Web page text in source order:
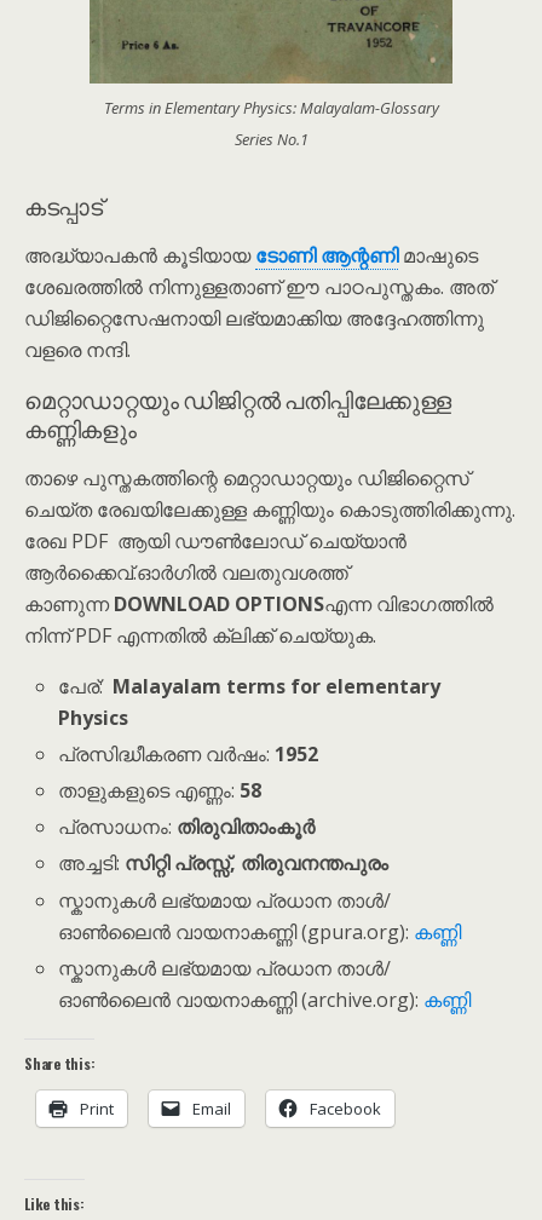
Terms in Elementary Physics: Malayalam-Glossary
Series No.1
കടപ്പാട്
അദ്ധ്യാപകൻ കൂടിയായടോണി ആന്റണിമാഷുടെ
ശേഖരത്തിൽ നിന്നുള്ളതാണ് ഈ പാഠപുസ്തകം. അത്
ഡിജിറ്റൈസേഷനായി ലഭ്യമാക്കിയ അദ്ദേഹത്തിന്നു
വളരെ നന്ദി.
മെറ്റാഡാറ്റയും ഡിജിറ്റൽ പതിപ്പിലേക്കുള്ള
കണ്ണികളും
താഴെ പുസ്തകത്തിന്റെ മെറ്റാഡാറ്റയും ഡിജിറ്റൈസ്
ചെയ്ത രേഖയിലേക്കുള്ള കണ്ണിയും കൊടുത്തിരിക്കുന്നു.
രേഖ PDF ആയി ഡൗൺലോഡ് ചെയ്യാൻ
ആർക്കൈവ്.ഓർഗിൽ വലതുവശത്ത്
കാണുന്നDOWNLOAD OPTIONSഎന്ന വിഭാഗത്തിൽ
നിന്ന് PDF എന്നതിൽ ക്ലിക്ക് ചെയ്യുക.
പേര്: Malayalam terms for elementary
Physics
പ്രസിദ്ധീകരണ വർഷം: 1952
താളുകളുടെ എണ്ണം: 58
പ്രസാധനം: തിരുവിതാംകൂർ
അച്ചടി: സിറ്റി പ്രസ്സ്, തിരുവനന്തപുരം
സ്കാനുകൾ ലഭ്യമായ പ്രധാന താൾ/
ഓൺലൈൻ വായനാകണ്ണി (gpura.org): കണ്ണി
സ്കാനുകൾ ലഭ്യമായ പ്രധാന താൾ/
ഓൺലൈൻ വായനാകണ്ണി (archive.org): കണ്ണി
Share this:
Print Email Facebook
Like this: